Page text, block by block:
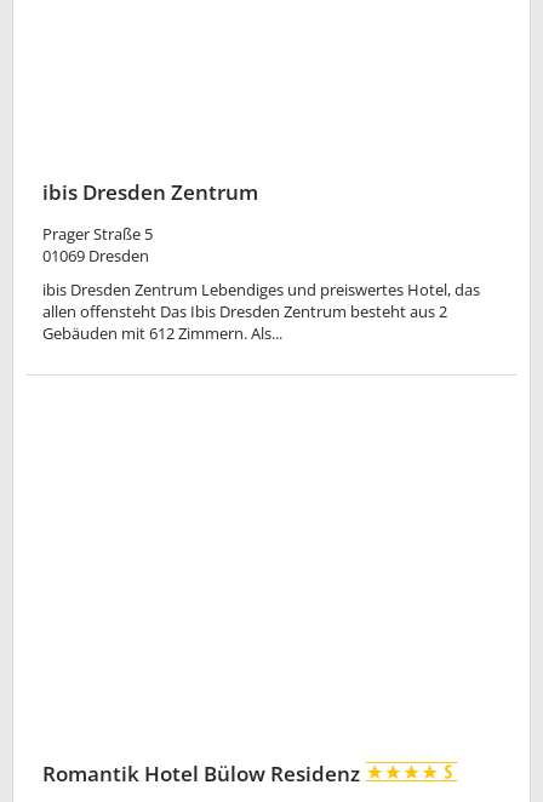
ibis Dresden Zentrum
Prager Straße 5
01069 Dresden
ibis Dresden Zentrum Lebendiges und preiswertes Hotel, das
allen offensteht Das Ibis Dresden Zentrum besteht aus 2
Gebäuden mit 612 Zimmern. Als...
Romantik Hotel Bülow Residenz